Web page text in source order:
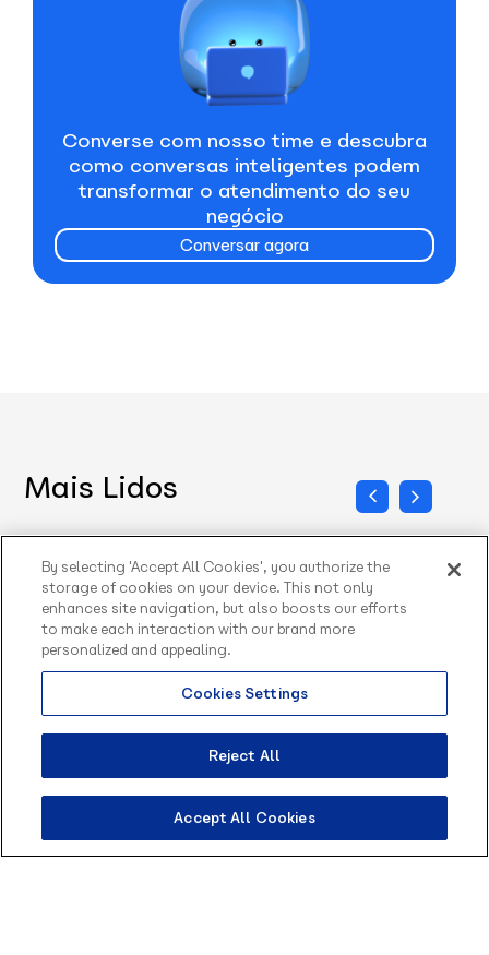
Converse com nosso time e descubra
como conversas inteligentes podem
transformar o atendimento do seu
negócio
Conversar agora
Mais Lidos
Chatbots
Bot de conversa: construa fluxos que
ajudam seus usuários
By selecting 'Accept All Cookies', you authorize the
storage of cookies on your device. This not only
enhances site navigation, but also boosts our efforts
to make each interaction with our brand more
personalized and appealing.
Cookies Settings
Reject All
Accept All Cookies
Olá, sou o Contato
inteligente da Blip.
Como posso te ajudar?